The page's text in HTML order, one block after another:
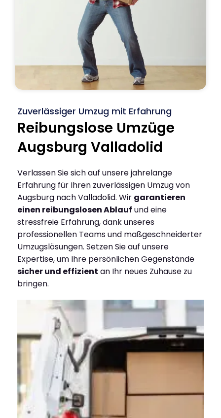
Zuverlässiger Umzug mit Erfahrung
Reibungslose Umzüge
Augsburg Valladolid
Verlassen Sie sich auf unsere jahrelange
Erfahrung für Ihren zuverlässigen Umzug von
Augsburg nach Valladolid. Wir garantieren
einen reibungslosen Ablauf und eine
stressfreie Erfahrung, dank unseres
professionellen Teams und maßgeschneiderter
Umzugslösungen. Setzen Sie auf unsere
Expertise, um Ihre persönlichen Gegenstände
sicher und effizient an Ihr neues Zuhause zu
bringen.